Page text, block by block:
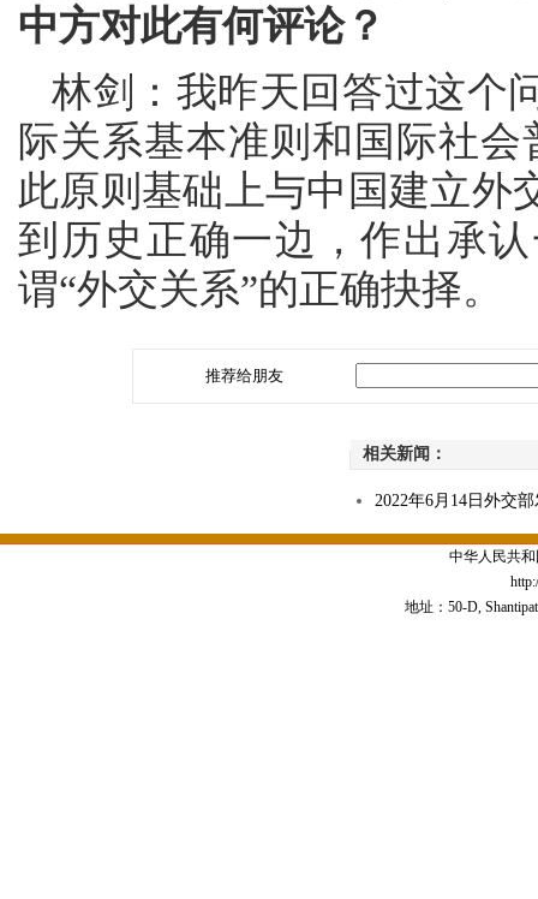
中方对此有何评论？
林剑：我昨天回答过这个
际关系基本准则和国际社
此原则基础上与中国建立外
到历史正确一边，作出承
谓“外交关系”的正确抉择。
推荐给朋友
相关新闻：
2022年6月14日外交
中华人民共
地址：50-D,